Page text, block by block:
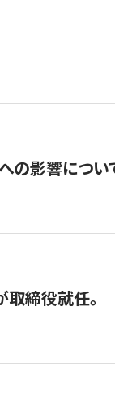
の影響につい
締役就任。